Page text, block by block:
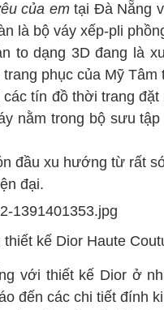
của emtại Đà Nẵng
là bộ váy xếp-pli
to dạng 3D đang là
phục của Mỹ Tâm
tín đồ thời trang
nằm trong bộ sưu tập
đầu xu hướng từ rất
đại.
kế Dior Haute
với thiết kế Dior ở
đến các chi tiết đính